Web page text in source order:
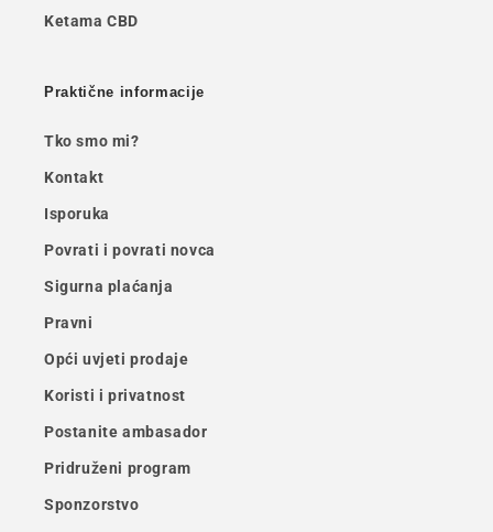
Ketama CBD
Praktične informacije
Tko smo mi?
Kontakt
Isporuka
Povrati i povrati novca
Sigurna plaćanja
Pravni
Opći uvjeti prodaje
Koristi i privatnost
Postanite ambasador
Pridruženi program
Sponzorstvo